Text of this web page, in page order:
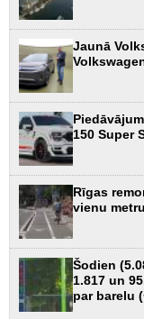
Jaunā
150 Super
Rīgas
vienu
Šodien
1.817 un
par barelu